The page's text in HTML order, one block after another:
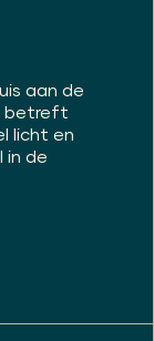
aan de
betreft
licht en
in de